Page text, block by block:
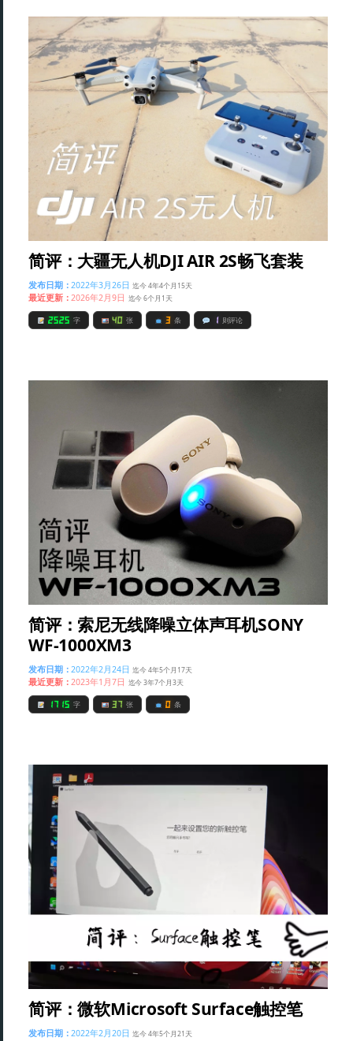
简评：大疆无人机DJI AIR 2S畅飞套装
发布日期：2022年3月26日 迄今 4年4个月15天
最近更新：2026年2月9日 迄今 6个月1天
2525 字 40 张 3 条 1 则评论
简评：索尼无线降噪立体声耳机SONY
WF-1000XM3
发布日期：2022年2月24日 迄今 4年5个月17天
最近更新：2023年1月7日 迄今 3年7个月3天
1715 字 37 张 0 条
简评：微软Microsoft Surface触控笔
发布日期：2022年2月20日 迄今 4年5个月21天